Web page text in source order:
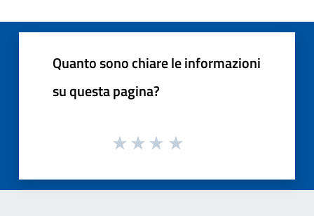
Quanto sono chiare le informazioni
su questa pagina?